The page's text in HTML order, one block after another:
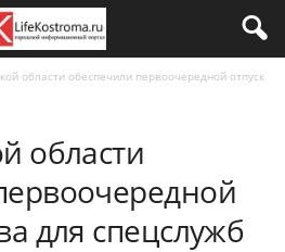
области обеспечили первоочередной отпуск
области
для спецслужб